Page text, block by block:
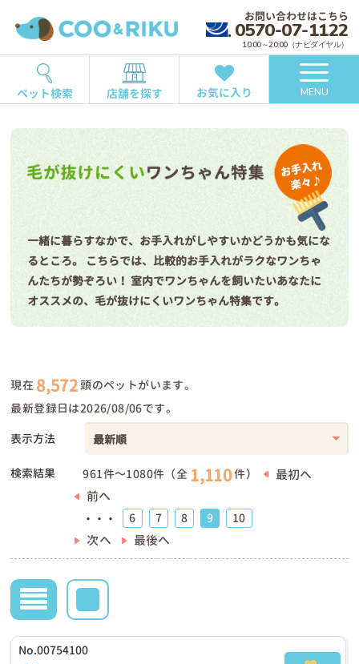
お問い合わせはこちら
0570-07-1122
10:00～20:00（ナビダイヤル）
ペット検索 店舗を探す お気に入り MENU
一緒に暮らすなかで、お手入れがしやすいかどうかも気にな
るところ。
こちらでは、比較的お手入れがラクなワンちゃ
んたちが勢ぞろい！ 室内でワンちゃんを飼いたいあなたに
オススメの、毛が抜けにくいワンちゃん特集です。
現在 8,572頭のペットがいます。
最新登録日は2026/08/06です。
表示方法
検索結果 961件～1080件（全 1,110件）
最初へ
前へ
・・・ 6 7 8 9 10
次へ 最後へ
No.00754100